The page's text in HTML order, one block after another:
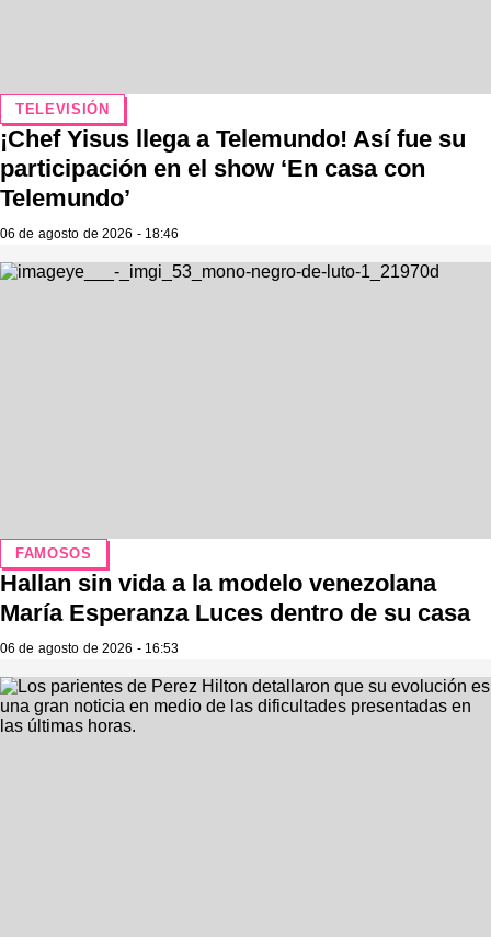
TELEVISIÓN
¡Chef Yisus llega a Telemundo! Así fue su
participación en el show ‘En casa con
Telemundo’
06 de agosto de 2026 - 18:46
FAMOSOS
Hallan sin vida a la modelo venezolana
María Esperanza Luces dentro de su casa
06 de agosto de 2026 - 16:53